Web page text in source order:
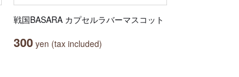
戦国BASARA カプセルラバーマスコット
300 yen (tax included)